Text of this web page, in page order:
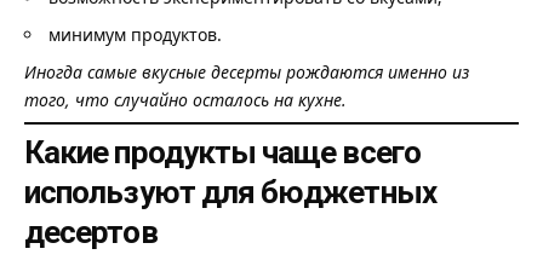
минимум продуктов.
Иногда самые вкусные десерты рождаются именно из
того, что случайно осталось на кухне.
Какие продукты чаще всего
используют для бюджетных
десертов